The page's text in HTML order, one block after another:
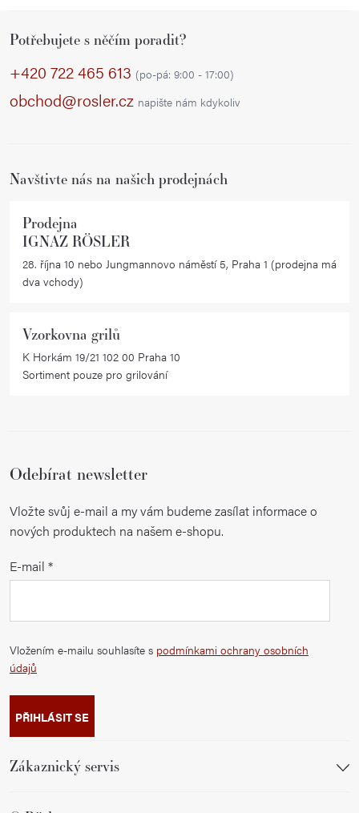
Potřebujete s něčím poradit?
+420 722 465 613 (po-pá: 9:00 - 17:00)
obchod@rosler.cz napište nám kdykoliv
Navštivte nás na našich prodejnách
Prodejna
IGNAZ RÖSLER
28. října 10 nebo Jungmannovo náměstí 5, Praha 1 (prodejna má
dva vchody)
Vzorkovna grilů
K Horkám 19/21 102 00 Praha 10
Sortiment pouze pro grilování
Odebírat newsletter
Vložte svůj e-mail a my vám budeme zasílat informace o
nových produktech na našem e-shopu.
E-mail
Vložením e-mailu souhlasíte s podmínkami ochrany osobních
údajů
PŘIHLÁSIT SE
Zákaznický servis